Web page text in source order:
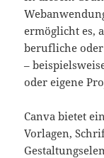
ermöglicht es,
berufliche
–
oder eigene
Canva bietet
Vorlagen,